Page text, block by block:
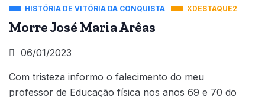
HISTÓRIA DE VITÓRIA DA CONQUISTA XDESTAQUE2
Morre José Maria Arêas
06/01/2023
Com tristeza informo o falecimento do meu
professor de Educação física nos anos 69 e 70 do